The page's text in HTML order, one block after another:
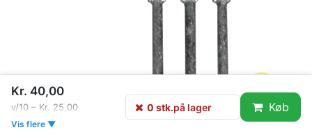
Kr. 40,00
v/10 – Kr. 25,00
Vis flere ▼
0 stk.på lager Køb